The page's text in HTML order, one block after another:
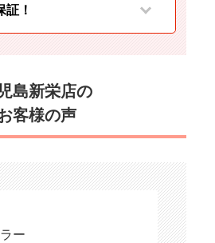
証！
島新栄店の
客様の声
ー